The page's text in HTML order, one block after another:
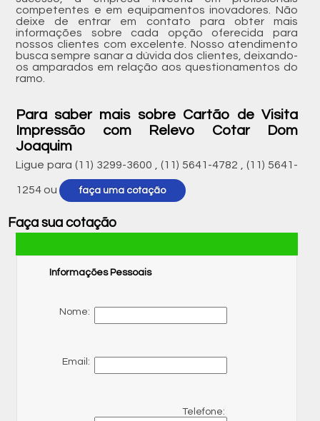
competentes e em equipamentos inovadores. Não
deixe de entrar em contato para obter mais
informações sobre cada opção oferecida para
nossos clientes com excelente. Nosso atendimento
busca sempre sanar a dúvida dos clientes, deixando-
os amparados em relação aos questionamentos do
ramo.
Para saber mais sobre Cartão de Visita
Impressão com Relevo Cotar Dom
Joaquim
Ligue para (11) 3299-3600 ,(11) 5641-4782 ,(11) 5641-
1254 ou faça uma cotação
Faça sua cotação
Informações Pessoais
Nome:
Email:
Telefone: